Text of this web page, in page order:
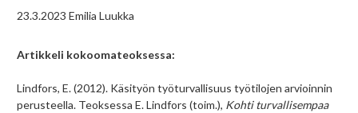
23.3.2023 Emilia Luukka
Artikkeli kokoomateoksessa:
Lindfors, E. (2012). Käsityön työturvallisuus työtilojen arvioinnin
perusteella. Teoksessa E. Lindfors (toim.), Kohti turvallisempaa